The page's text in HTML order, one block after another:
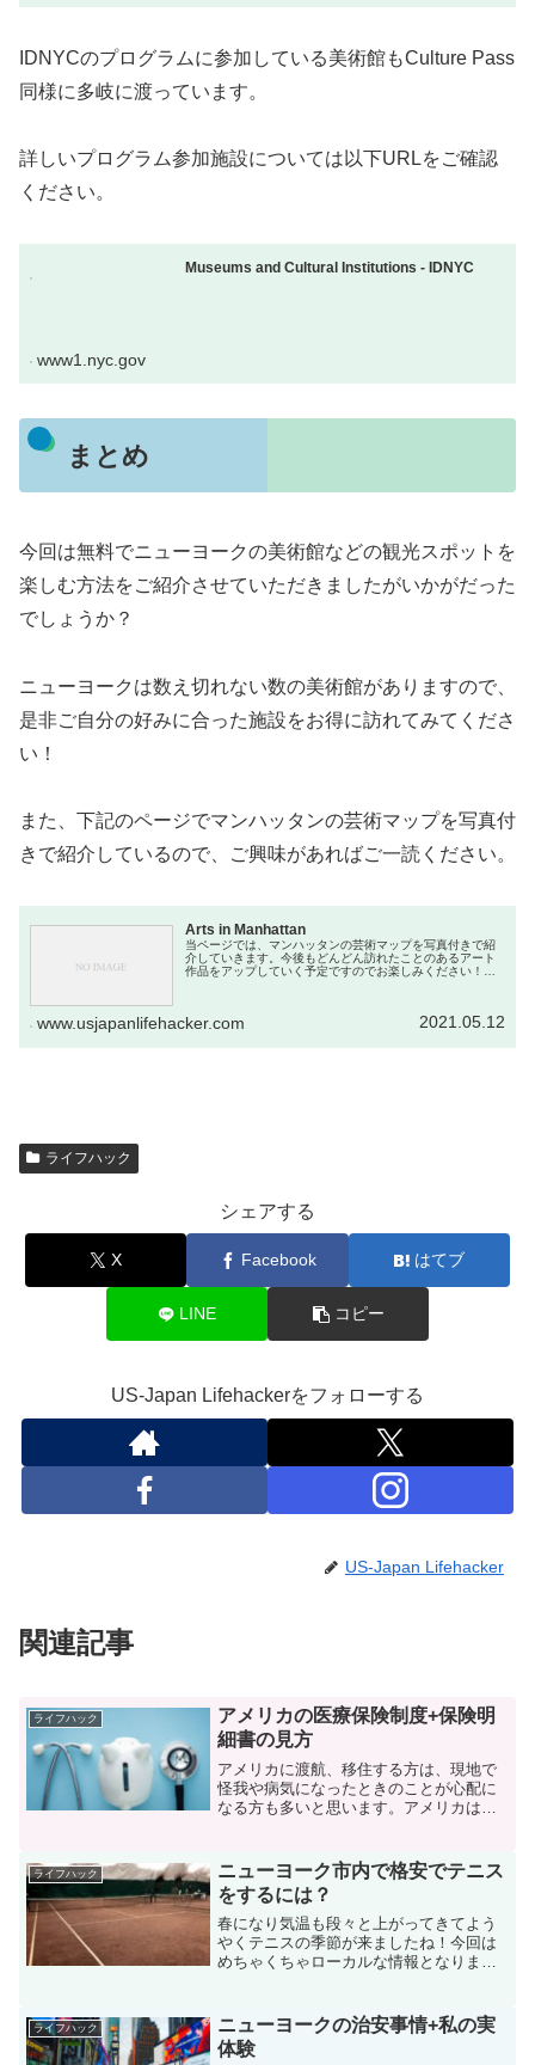
IDNYCのプログラムに参加している美術館もCulture Pass
同様に多岐に渡っています。
詳しいプログラム参加施設については以下URLをご確認
ください。
Museums and Cultural Institutions - IDNYC
www1.nyc.gov
まとめ
今回は無料でニューヨークの美術館などの観光スポットを
楽しむ方法をご紹介させていただきましたがいかがだった
でしょうか？
ニューヨークは数え切れない数の美術館がありますので、
是非ご自分の好みに合った施設をお得に訪れてみてくださ
い！
また、下記のページでマンハッタンの芸術マップを写真付
きで紹介しているので、ご興味があればご一読ください。
Arts in Manhattan
当ページでは、マンハッタンの芸術マップを写真付きで紹
介していきます。今後もどんどん訪れたことのあるアート
作品をアップしていく予定ですのでお楽しみください！
www.usjapanlifehacker.com 2021.05.12
ライフハック
シェアする
X Facebook はてブ
LINE コピー
US-Japan Lifehackerをフォローする
US-Japan Lifehacker
関連記事
ライフハック
アメリカの医療保険制度+保険明
細書の見方
アメリカに渡航、移住する方は、現地で
怪我や病気になったときのことが心配に
なる方も多いと思います。アメリカは医
数百ドルを請求されるケースもありま
す。ちなみに私も先日自転車に...
ライフハック
ニューヨーク市内で格安でテニス
をするには？
春になり気温も段々と上がってきてよう
やくテニスの季節が来ましたね！今回は
めちゃくちゃローカルな情報となります
日本と違って無料で開放されているテニ
スコートが至るところにあ...
ライフハック
ニューヨークの治安事情+私の実
体験